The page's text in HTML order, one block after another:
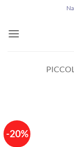
sadržaj
-20%